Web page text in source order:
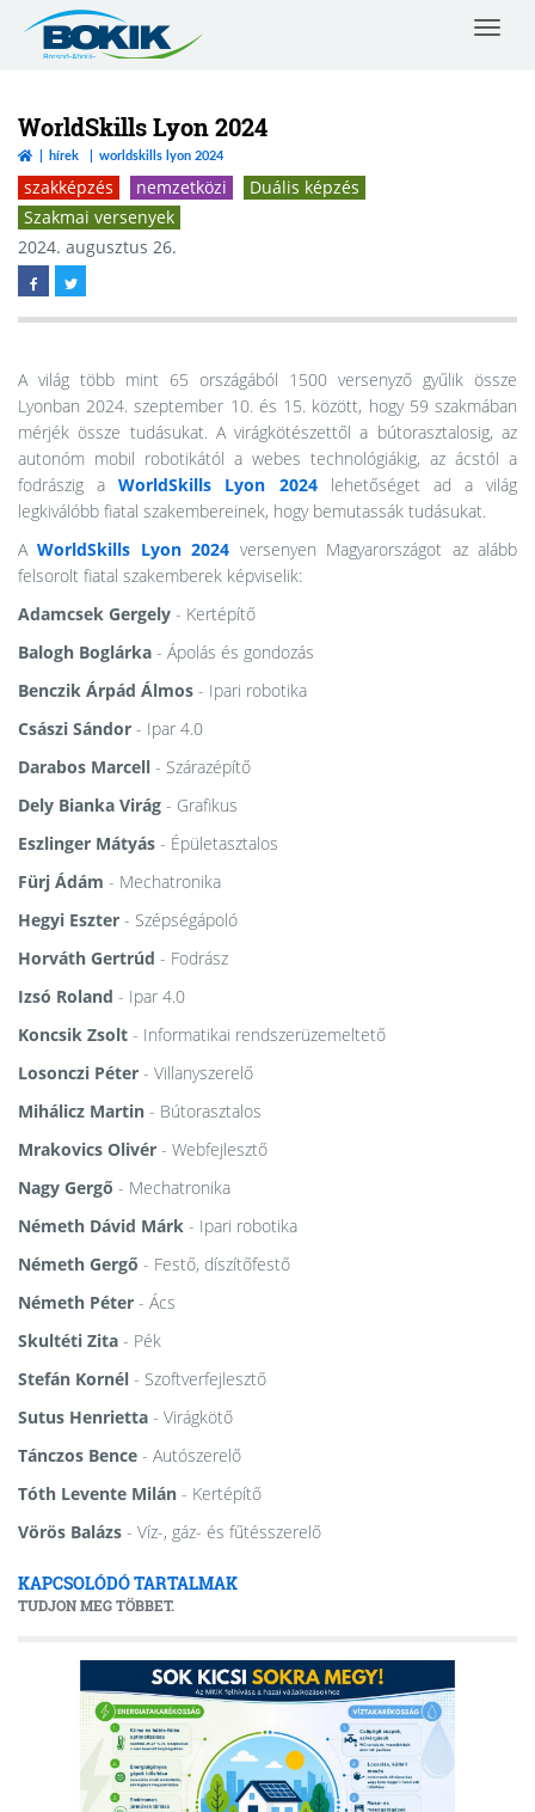
Zemplén
Vármegyei
Kereskedelmi
és
Iparkamara
Toggle
WorldSkills Lyon 2024
hírek worldskills lyon 2024
szakképzés nemzetközi
Duális képzés
Szakmai versenyek
2024. augusztus 26.
A világ több mint 65 országából 1500 versenyző gyűlik össze
Lyonban 2024. szeptember 10. és 15. között, hogy 59 szakmában
mérjék össze tudásukat. A virágkötészettől a bútorasztalosig, az
autonóm mobil robotikától a webes technológiákig, az ácstól a
fodrászig aWorldSkills Lyon 2024lehetőséget ad a világ
legkiválóbb fiatal szakembereinek, hogy bemutassák tudásukat.
AWorldSkills Lyon 2024 versenyen Magyarországot az alább
felsorolt fiatal szakemberek képviselik:
Adamcsek Gergely - Kertépítő
Balogh Boglárka - Ápolás és gondozás
Benczik Árpád Álmos - Ipari robotika
Császi Sándor - Ipar 4.0
Darabos Marcell - Szárazépítő
Dely Bianka Virág - Grafikus
Eszlinger Mátyás - Épületasztalos
Fürj Ádám - Mechatronika
Hegyi Eszter - Szépségápoló
Horváth Gertrúd - Fodrász
Izsó Roland - Ipar 4.0
Koncsik Zsolt - Informatikai rendszerüzemeltető
Losonczi Péter - Villanyszerelő
Mihálicz Martin - Bútorasztalos
Mrakovics Olivér - Webfejlesztő
Nagy Gergő - Mechatronika
Németh Dávid Márk - Ipari robotika
Németh Gergő - Festő, díszítőfestő
Németh Péter - Ács
Skultéti Zita - Pék
Stefán Kornél - Szoftverfejlesztő
Sutus Henrietta - Virágkötő
Tánczos Bence - Autószerelő
Tóth Levente Milán - Kertépítő
Vörös Balázs - Víz-, gáz- és fűtésszerelő
KAPCSOLÓDÓ TARTALMAK
TUDJON MEG TÖBBET.